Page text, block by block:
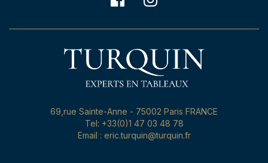
69,rue Sainte-Anne - 75002 Paris FRANCE
Tel: +33(0)1 47 03 48 78
Email : eric.turquin@turquin.fr